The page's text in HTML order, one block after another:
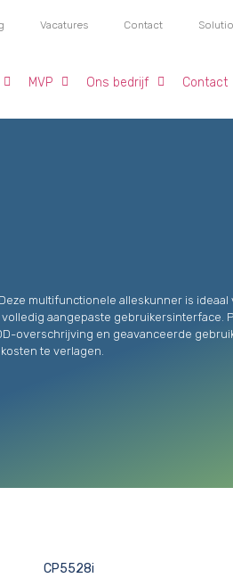
Vacatures Contact
MVP Ons bedrijf Contact
multifunctionele alleskunner is
aangepaste gebruikersinterface.
overschrijving en geavanceerde
te verlagen.
CP5528i